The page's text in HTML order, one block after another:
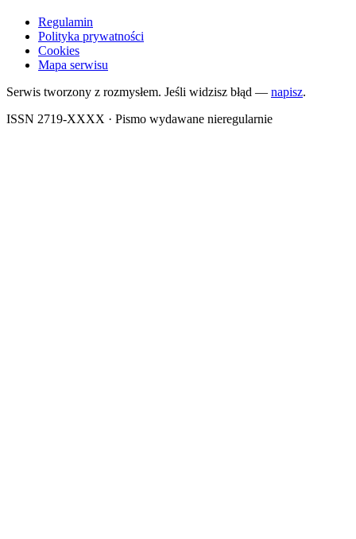
Regulamin
Polityka prywatności
Cookies
Mapa serwisu
Serwis tworzony z rozmysłem. Jeśli widzisz błąd — napisz.
ISSN 2719-XXXX · Pismo wydawane nieregularnie